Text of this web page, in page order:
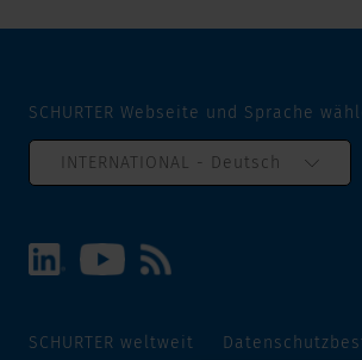
SCHURTER Webseite und Sprache
INTERNATIONAL - Deutsch
SCHURTER weltweit